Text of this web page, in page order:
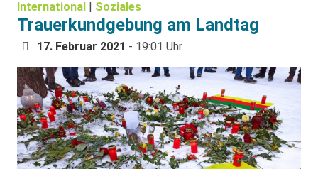
International | Soziales
Trauerkundgebung am Landtag
17. Februar 2021 - 19:01 Uhr